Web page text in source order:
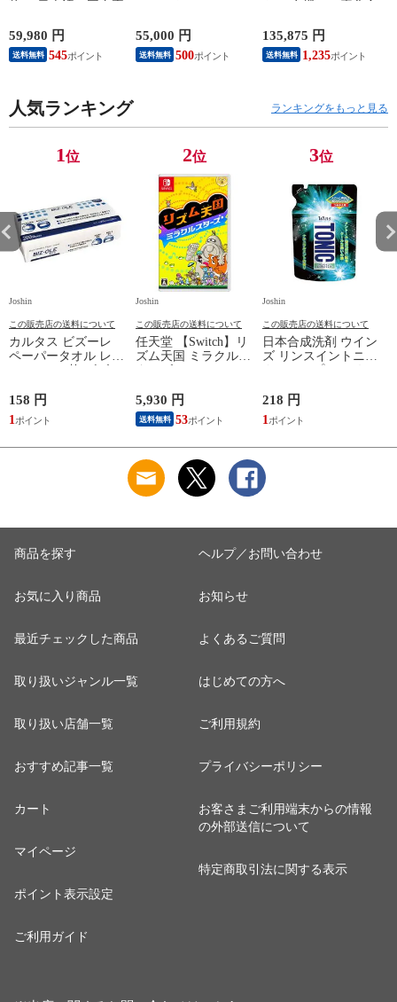
KB6CA NSW2ホンタ
イ 【返品種別B】
59,980 円
送料無料 545
ション 日本語専用
Console Language:
Japanese only（CFI-
55,000 円
送料無料 500
対応 Panasonic TK-
HS71-W 【返品種別
A】
135,875 円
送料無料 1,235
人気ランキング ランキングをもっと見る
1位
Joshin
この販売店の送料について
カルタス ビズーレ
ペーパータオル レギ
【返品種別A】
158 円
1
2位
Joshin
この販売店の送料について
任天堂 【Switch】リ
ズム天国 ミラクルス
テンゴク ミラクルス
タ-ズ 【返品種別B】
5,930 円
送料無料 53
3位
Joshin
この販売店の送料について
日本合成洗剤 ウイン
ズ リンスイントニッ
シヤンプ-カエ 【返
品種別A】
218 円
1
商品を探す
お気に入り商品
最近チェックした商品
取り扱いジャンル一覧
取り扱い店舗一覧
おすすめ記事一覧
カート
マイページ
ポイント表示設定
ご利用ガイド
ヘルプ／お問い合わせ
お知らせ
よくあるご質問
はじめての方へ
ご利用規約
プライバシーポリシー
お客さまご利用端末からの情報
の外部送信について
特定商取引法に関する表示